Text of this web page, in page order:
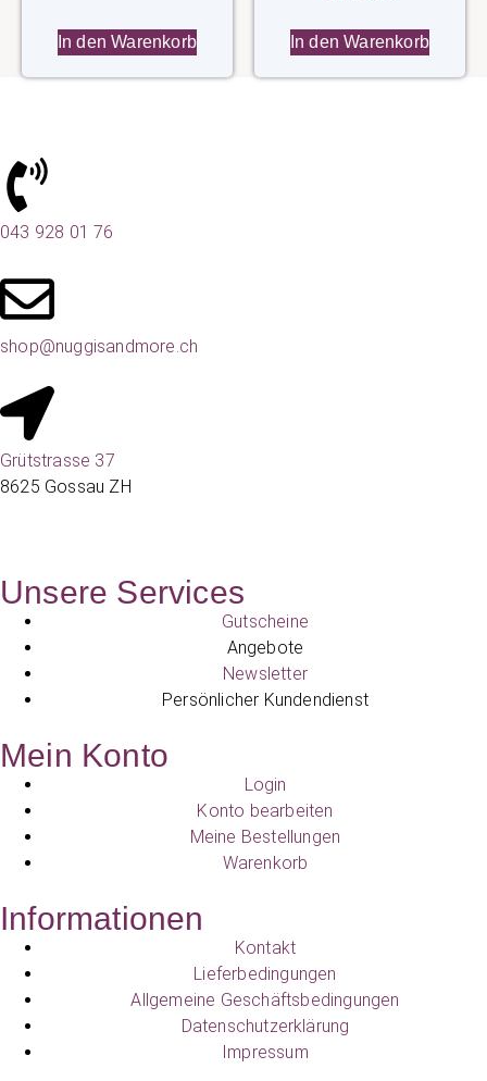
In den Warenkorb In den Warenkorb
043 928 01 76
shop@nuggisandmore.ch
Grütstrasse 37
8625 Gossau ZH
Unsere Services
Gutscheine
Angebote
Newsletter
Persönlicher Kundendienst
Mein Konto
Login
Konto bearbeiten
Meine Bestellungen
Warenkorb
Informationen
Kontakt
Lieferbedingungen
Allgemeine Geschäftsbedingungen
Datenschutzerklärung
Impressum